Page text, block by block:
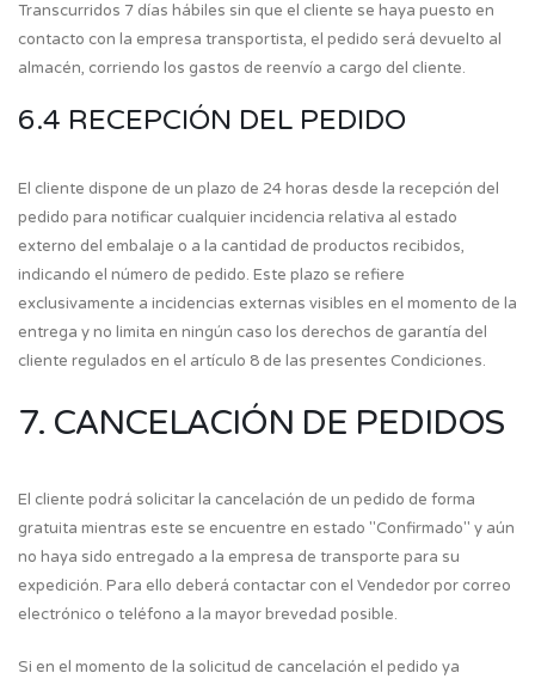
Transcurridos 7 días hábiles sin que el cliente se haya puesto en
contacto con la empresa transportista, el pedido será devuelto al
almacén, corriendo los gastos de reenvío a cargo del cliente.
6.4 RECEPCIÓN DEL PEDIDO
El cliente dispone de un plazo de 24 horas desde la recepción del
pedido para notificar cualquier incidencia relativa al estado
externo del embalaje o a la cantidad de productos recibidos,
indicando el número de pedido. Este plazo se refiere
exclusivamente a incidencias externas visibles en el momento de la
entrega y no limita en ningún caso los derechos de garantía del
cliente regulados en el artículo 8 de las presentes Condiciones.
7. CANCELACIÓN DE PEDIDOS
El cliente podrá solicitar la cancelación de un pedido de forma
gratuita mientras este se encuentre en estado "Confirmado" y aún
no haya sido entregado a la empresa de transporte para su
expedición. Para ello deberá contactar con el Vendedor por correo
electrónico o teléfono a la mayor brevedad posible.
Si en el momento de la solicitud de cancelación el pedido ya